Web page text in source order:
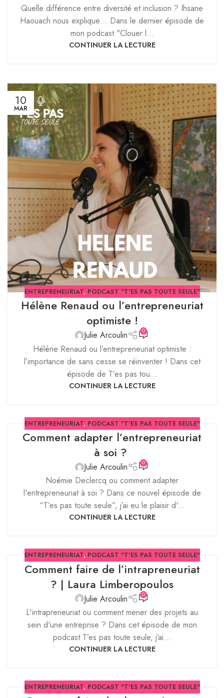
Quelle différence entre diversité et inclusion ? Ihsane
Haouach nous explique… Dans le dernier épisode de
mon podcast "Clouer l...
CONTINUER LA LECTURE
10
MAR
ENTREPRENEURIAT, PODCAST "T'ES PAS TOUTE SEULE"
Hélène Renaud ou l’entrepreneuriat
optimiste !
Julie Arcoulin 0
Hélène Renaud ou l’entrepreneuriat optimiste :
l’importance de sans cesse se réinventer ! Dans cet
épisode de T’es pas tou...
CONTINUER LA LECTURE
ENTREPRENEURIAT, PODCAST "T'ES PAS TOUTE SEULE"
Comment adapter l’entrepreneuriat
à soi ?
Julie Arcoulin 0
Noémie Declercq ou comment adapter
l'entrepreneuriat à soi ? Dans ce nouvel épisode de
“T’es pas toute seule”, j’ai eu le plaisir d'...
CONTINUER LA LECTURE
ENTREPRENEURIAT, PODCAST "T'ES PAS TOUTE SEULE"
Comment faire de l’intrapreneuriat
? | Laura Limberopoulos
Julie Arcoulin 0
L'intrapreneuriat ou comment mener des projets au
sein d'une entreprise ? Dans cet épisode de mon
podcast T’es pas toute seule, j’ai...
CONTINUER LA LECTURE
ENTREPRENEURIAT, PODCAST "T'ES PAS TOUTE SEULE"